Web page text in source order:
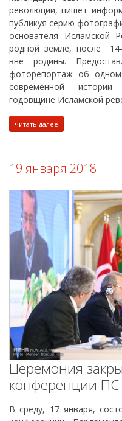
революции, пишет
публикуя серию
основателя Исламской
родной земле, после 14-
вне родины.
фоторепортаж об
современной
годовщине Исламской
читать далее
19 января 2018
Церемония
конференции
В среду, 17 января,